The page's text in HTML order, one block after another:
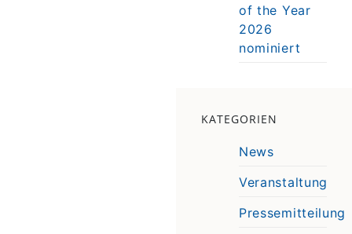
of the Year
2026
nominiert
KATEGORIEN
News
Veranstaltung
Pressemitteilung